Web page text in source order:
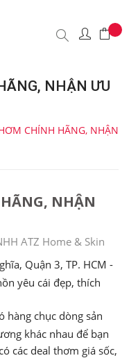
NHẬN ƯU
CHÍNH HÃNG, NHẬN
NHẬN
ATZ Home & Skin
Quận 3, TP. HCM -
yêu cái đẹp, thích
hàng chục dòng sản
khác nhau để bạn
các deal thơm giá sốc,